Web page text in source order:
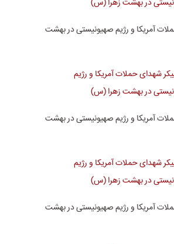
آمریکا و رژیم صهیونیستی در بهشت
آمریکا و رژیم صهیونیستی در بهشت
آمریکا و رژیم صهیونیستی در بهشت